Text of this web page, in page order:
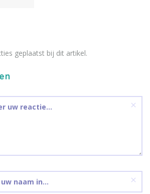
geplaatst bij dit artikel.